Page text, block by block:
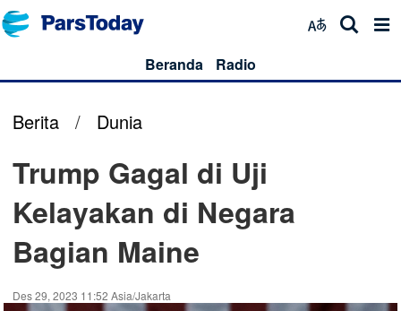
Beranda Radio
Berita / Dunia
Trump Gagal di Uji
Kelayakan di Negara
Bagian Maine
Des 29, 2023 11:52 Asia/Jakarta